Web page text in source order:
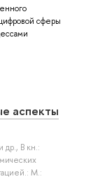
сферы
аспекты
и др., В кн.:
М.: